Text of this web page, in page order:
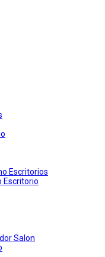
Escritorios
Escritorio
Salon